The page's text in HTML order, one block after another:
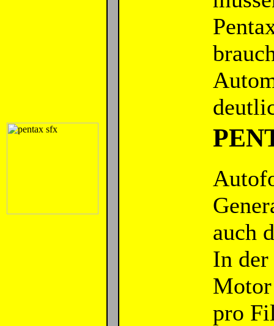
auch
In der
pro